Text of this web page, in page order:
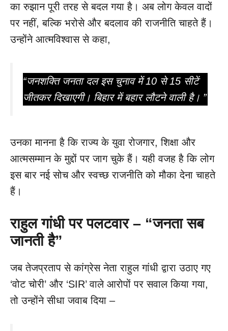
का रुझान पूरी तरह से बदल गया है। अब लोग केवल वादों
पर नहीं, बल्कि भरोसे और बदलाव की राजनीति चाहते हैं।
उन्होंने आत्मविश्वास से कहा,
“जनशक्ति जनता दल इस चुनाव में 10 से 15 सीटें
जीतकर दिखाएगी। बिहार में बहार लौटने वाली है। ”
उनका मानना है कि राज्य के युवा रोजगार, शिक्षा और
आत्मसम्मान के मुद्दों पर जाग चुके हैं। यही वजह है कि लोग
इस बार नई सोच और स्वच्छ राजनीति को मौका देना चाहते
हैं।
राहुल गांधी पर पलटवार – “जनता सब
जानती है”
जब तेजप्रताप से कांग्रेस नेता राहुल गांधी द्वारा उठाए गए
‘वोट चोरी’ और ‘SIR’ वाले आरोपों पर सवाल किया गया,
तो उन्होंने सीधा जवाब दिया –